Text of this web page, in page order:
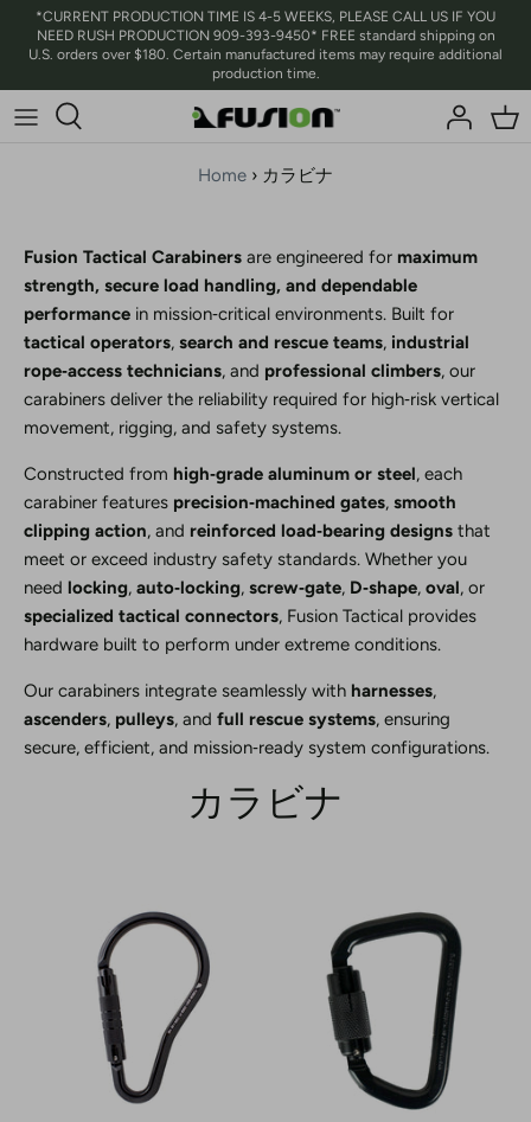
ツ
*CURRENT PRODUCTION TIME IS 4-5 WEEKS, PLEASE CALL US IF YOU
NEED RUSH PRODUCTION 909-393-9450* FREE standard shipping on
U.S. orders over $180. Certain manufactured items may require additional
production time.
Home › カラビナ
Fusion Tactical Carabiners are engineered for maximum
strength, secure load handling, and dependable
performance in mission‑critical environments. Built for
tactical operators, search and rescue teams, industrial
rope‑access technicians, and professional climbers, our
carabiners deliver the reliability required for high‑risk vertical
movement, rigging, and safety systems.
Constructed from high‑grade aluminum or steel, each
carabiner features precision‑machined gates, smooth
clipping action, and reinforced load‑bearing designs that
meet or exceed industry safety standards. Whether you
need locking, auto‑locking, screw‑gate, D‑shape, oval, or
specialized tactical connectors, Fusion Tactical provides
hardware built to perform under extreme conditions.
Our carabiners integrate seamlessly with harnesses,
ascenders, pulleys, and full rescue systems, ensuring
secure, efficient, and mission‑ready system configurations.
カラビナ